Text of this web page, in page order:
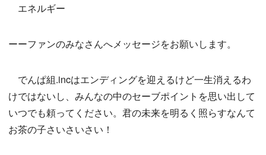
エネルギー
ーーファンのみなさんへメッセージをお願いします。
でんぱ組.incはエンディングを迎えるけど一生消えるわ
けではないし、みんなの中のセーブポイントを思い出して
いつでも頼ってください。君の未来を明るく照らすなんて
お茶の子さいさいさい！